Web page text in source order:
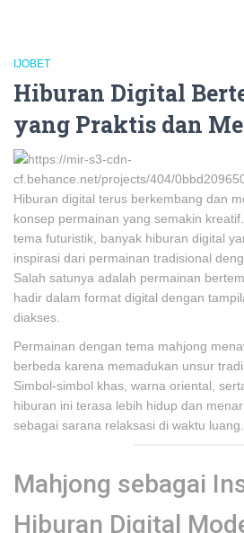
IJOBET
Hiburan Digital
yang Praktis dan
Hiburan digital terus berkembang dan
konsep permainan yang semakin
tema futuristik, banyak hiburan digital
inspirasi dari permainan tradisional
Salah satunya adalah permainan
hadir dalam format digital dengan
diakses.
Permainan dengan tema mahjong
berbeda karena memadukan unsur
Simbol-simbol khas, warna oriental,
hiburan ini terasa lebih hidup dan
sebagai sarana relaksasi di waktu luang.
Mahjong sebagai
Hiburan Digital